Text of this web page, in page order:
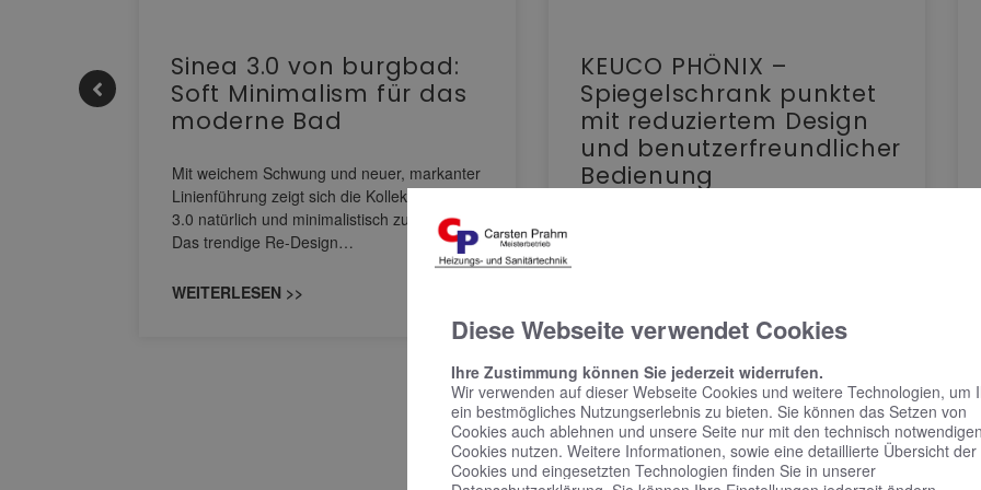
Sinea 3.0 von burgbad:
Soft Minimalism für das
moderne Bad
Mit weichem Schwung und neuer, markanter
Linienführung zeigt sich die Kollektion Sinea
3.0 natürlich und minimalistisch zugleich.
Das trendige Re-Design…
WEITERLESEN >>
KEUCO PHÖNIX –
Spiegelschrank punktet
mit reduziertem Design
und benutzerfreundlicher
Bedienung
Diese Webseite verwendet Cookies
Ihre Zustimmung können Sie jederzeit widerrufen.
Wir verwenden auf dieser Webseite Cookies und weitere Technologien, um
ein bestmögliches Nutzungserlebnis zu bieten. Sie können das Setzen von
Cookies auch ablehnen und unsere Seite nur mit den technisch notwendigen
Cookies nutzen. Weitere Informationen, sowie eine detaillierte Übersicht der
Cookies und eingesetzten Technologien finden Sie in unserer